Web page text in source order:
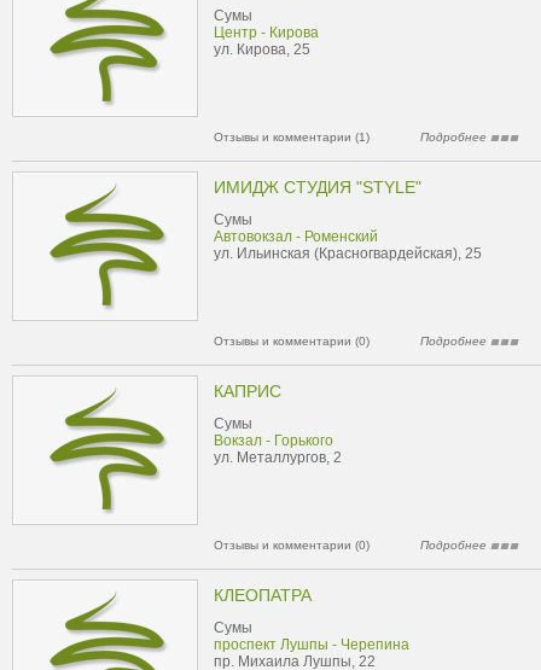
Сумы
Центр - Кирова
ул. Кирова, 25
Отзывы и комментарии (1) Подробнее
ИМИДЖ СТУДИЯ "STYLE"
Сумы
Автовокзал - Роменский
ул. Ильинская (Красногвардейская), 25
Отзывы и комментарии (0) Подробнее
КАПРИС
Сумы
Вокзал - Горького
ул. Металлургов, 2
Отзывы и комментарии (0) Подробнее
КЛЕОПАТРА
Сумы
проспект Лушпы - Черепина
пр. Михаила Лушпы, 22